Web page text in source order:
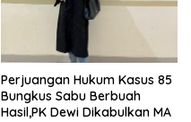
Perjuangan Hukum Kasus 85
Bungkus Sabu Berbuah
Hasil,PK Dewi Dikabulkan MA